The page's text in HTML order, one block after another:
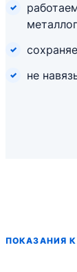
не
ПОКАЗАНИЯ